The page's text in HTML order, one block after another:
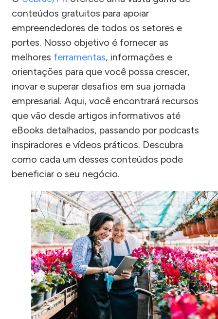
conteúdos gratuitos para apoiar
empreendedores de todos os setores e
portes. Nosso objetivo é fornecer as
melhores ferramentas, informações e
orientações para que você possa crescer,
inovar e superar desafios em sua jornada
empresarial. Aqui, você encontrará recursos
que vão desde artigos informativos até
eBooks detalhados, passando por podcasts
inspiradores e vídeos práticos. Descubra
como cada um desses conteúdos pode
beneficiar o seu negócio.